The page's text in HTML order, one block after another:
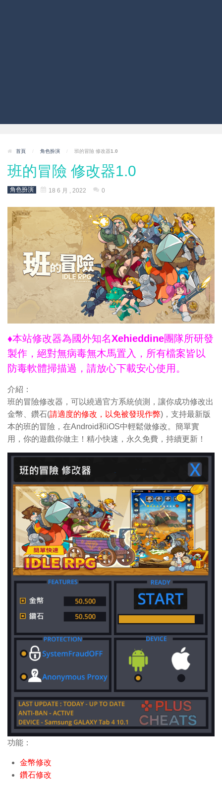
首頁 / 角色扮演 / 班的冒險 修改器1.0
班的冒險 修改器1.0
角色扮演 18 6 月 , 2022 0
♦本站修改器為國外知名Xehieddine團隊所研發
製作，絕對無病毒無木馬置入，所有檔案皆以
防毒軟體掃描過，請放心下載安心使用。
介紹：
班的冒險修改器，可以繞過官方系統偵測，讓你成功修改出
金幣、鑽石(請適度的修改，以免被發現作弊)，支持最新版
本的班的冒險，在Android和iOS中輕鬆做修改。簡單實
用，你的遊戲你做主！精小快速，永久免費，持續更新！
功能：
金幣修改
鑽石修改